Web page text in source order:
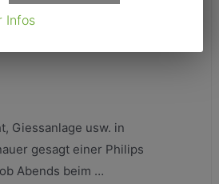
Giessanlage usw. in
gesagt einer Philips
Abends beim …
Infos